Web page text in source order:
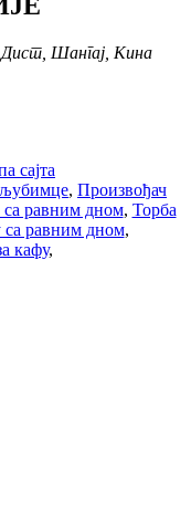
Дист, Шангај, Кина
сајта
љубимце, Произвођач
равним дном, Торба
са равним дном,
кафу,